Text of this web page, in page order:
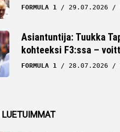
FORMULA 1 29.07.2026
Asiantuntija: Tuukka
kohteeksi F3:ssa –
FORMULA 1 28.07.2026